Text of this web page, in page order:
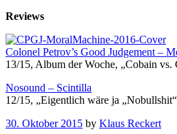
Reviews
Colonel Petrov’s Good Judgement –
13/15, Album der Woche, „Cobain vs.
Nosound – Scintilla
12/15, „Eigentlich wäre ja
30. Oktober 2015 by Klaus Reckert